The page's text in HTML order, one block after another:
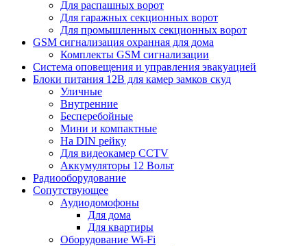
Для распашных ворот
Для гаражных секционных ворот
Для промышленных секционных ворот
GSM сигнализация охранная для дома
Комплекты GSM сигнализации
Cистема оповещения и управления эвакуацией
Блоки питания 12В для камер замков скуд
Уличные
Внутренние
Бесперебойные
Мини и компактные
На DIN рейку
Для видеокамер CCTV
Аккумуляторы 12 Вольт
Радиооборудование
Сопутствующее
Аудиодомофоны
Для дома
Для квартиры
Оборудование Wi-Fi